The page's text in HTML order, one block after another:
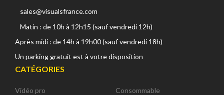
sales@visualsfrance.com
Matin : de 10h à 12h15 (sauf vendredi 12h)
Après midi : de 14h à 19h00 (sauf vendredi 18h)
Un parking gratuit est à votre disposition
CATÉGORIES
Vidéo pro Consommable